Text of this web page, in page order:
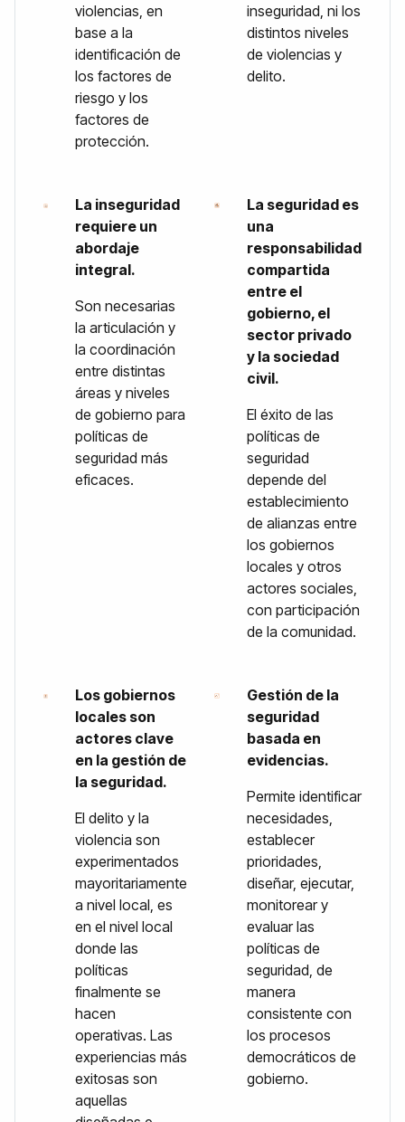
violencias, en
base a la
identificación de
los factores de
riesgo y los
factores de
protección.
inseguridad, ni los
distintos niveles
de violencias y
delito.
La inseguridad
requiere un
abordaje
integral.
Son necesarias
la articulación y
la coordinación
entre distintas
áreas y niveles
de gobierno para
políticas de
seguridad más
eficaces.
La seguridad es
una
responsabilidad
compartida
entre el
gobierno, el
sector privado
y la sociedad
civil.
El éxito de las
políticas de
seguridad
depende del
establecimiento
de alianzas entre
los gobiernos
locales y otros
actores sociales,
con participación
de la comunidad.
Los gobiernos
locales son
actores clave
en la gestión de
la seguridad.
El delito y la
violencia son
experimentados
mayoritariamente
a nivel local, es
en el nivel local
donde las
políticas
finalmente se
hacen
operativas. Las
experiencias más
exitosas son
aquellas
Gestión de la
seguridad
basada en
evidencias.
Permite identificar
necesidades,
establecer
prioridades,
diseñar, ejecutar,
monitorear y
evaluar las
políticas de
seguridad, de
manera
consistente con
los procesos
democráticos de
gobierno.